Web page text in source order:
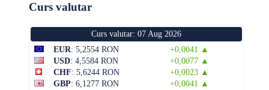
Curs valutar
Curs valutar: 07 Aug 2026
EUR: 5,2554 RON
+0,0041 ▲
USD: 4,5584 RON
+0,0077 ▲
CHF: 5,6244 RON
+0,0023 ▲
GBP: 6,1277 RON +0,0041 ▲